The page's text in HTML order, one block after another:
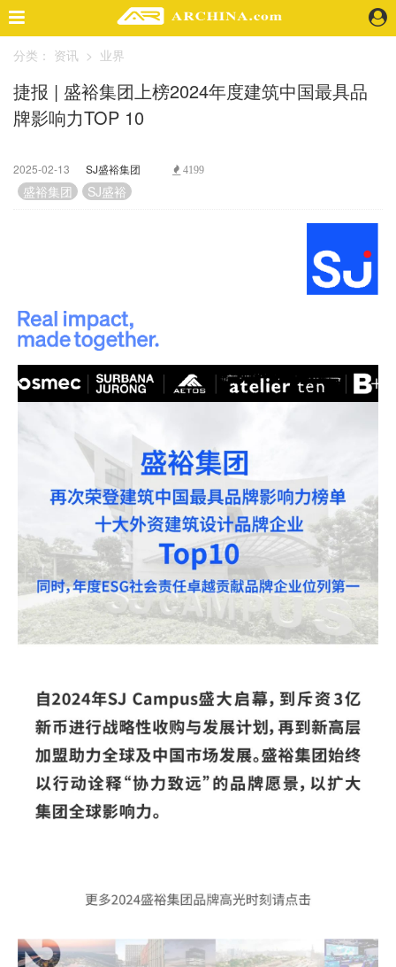
精选案例
建 筑
景 观
视 频
地 产
快速搜索
企业招聘
企业会员
关于投稿
广告投放
关于我们
联系我们
分类： 资讯 > 业界
捷报 | 盛裕集团上榜2024年度建筑中国最具品
牌影响力TOP 10
2025-02-13 SJ盛裕集团 4199
盛裕集团 SJ盛裕